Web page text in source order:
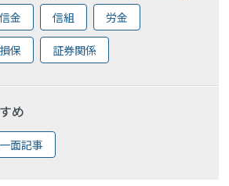
信金 信組 労金
保 証券関係
め
一面記事